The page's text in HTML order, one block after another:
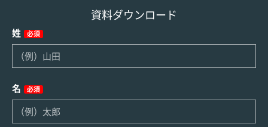
資料ダウンロード
姓 必須
名 必須